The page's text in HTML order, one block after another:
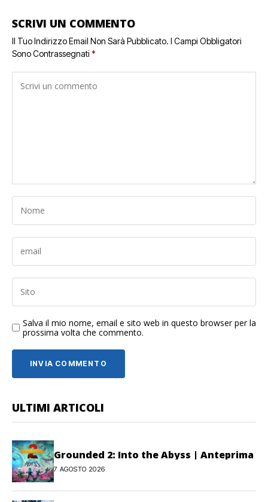
SCRIVI UN COMMENTO
Il Tuo Indirizzo Email Non Sarà Pubblicato. I Campi Obbligatori
Sono Contrassegnati *
Salva il mio nome, email e sito web in questo browser per la
prossima volta che commento.
ULTIMI ARTICOLI
Grounded 2: Into the Abyss | Anteprima
7 AGOSTO 2026